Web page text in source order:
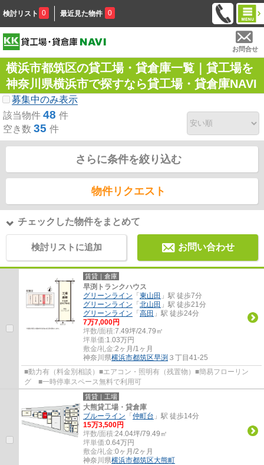
検討リスト 0 最近見た物件 0
お問合せ
横浜市都筑区の貸工場・貸倉庫一覧｜貸工場を
神奈川県横浜市で探すなら貸工場・貸倉庫NAVI
募集中のみ表示
該当物件 48 件
空き数 35 件
さらに条件を絞り込む
物件リクエスト
チェックした物件をまとめて
検討リストに追加 お問い合わせ
賃貸｜倉庫
早渕トランクハウス
グリーンライン 「 東山田 」駅 徒歩7分
グリーンライン 「 北山田 」駅 徒歩21分
グリーンライン 「 高田 」駅 徒歩24分
7万7,000円
坪数/面積:7.49坪/24.79㎡
坪単価:1.03万円
敷金/礼金:2ヶ月/1ヶ月
神奈川県横浜市都筑区早渕 ３丁目41-25
■動力有（料金別相談）■エアコン・照明有（残置物）■簡易フローリン
グ ■一時停車スペース無料で利用可
賃貸｜工場
大熊貸工場・貸倉庫
ブルーライン 「 仲町台 」駅 徒歩14分
15万3,500円
坪数/面積:24.04坪/79.49㎡
坪単価:0.64万円
敷金/礼金:0ヶ月/2ヶ月
神奈川県横浜市都筑区大熊町